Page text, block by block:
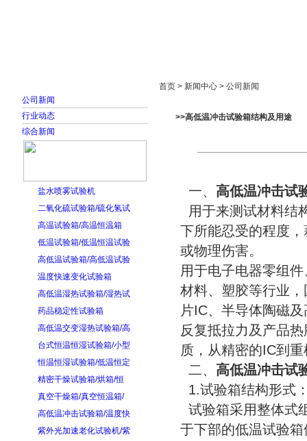
公司新闻
行业动态
综合新闻
盐水喷雾试验机
二氧化硫试验箱/硫化氢试
高温试验箱/高温恒温箱
低温试验箱/低温恒温试验
高低温试验箱/高低温试验
温度快速变化试验箱
高低温湿热试验箱/湿热试
药品稳定性试验箱
高低温交变湿热试验箱/高
台式恒温恒湿试验箱/小型
恒温恒湿试验箱/低温恒定
精密干燥试验箱/烘箱/恒
真空干燥箱/真空恒温箱/
高低温冲击试验箱/温度快
紫外光加速老化试验机/紫
首页 > 新闻中心 > 公司新闻
>>高低温冲击试验箱结构及用途
一、 高低温冲击试
用于来测试材料结
下所能忍受的程度
或物理伤害。
用于电子电器零组
材料、塑胶等行业
片IC、半导体陶磁
反复抵拉力及产品
质，从精密的IC到
二、 高低温冲击试
1.试验箱结构形式
试验箱采用整体式
于下部的低温试验